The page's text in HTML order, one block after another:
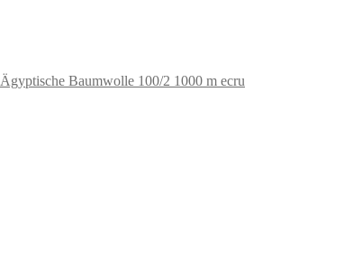
Ägyptische Baumwolle 100/2 1000 m ecru